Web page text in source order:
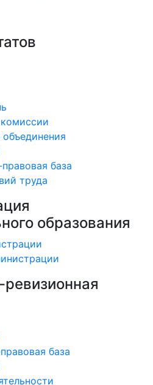
база
труда
образования
база